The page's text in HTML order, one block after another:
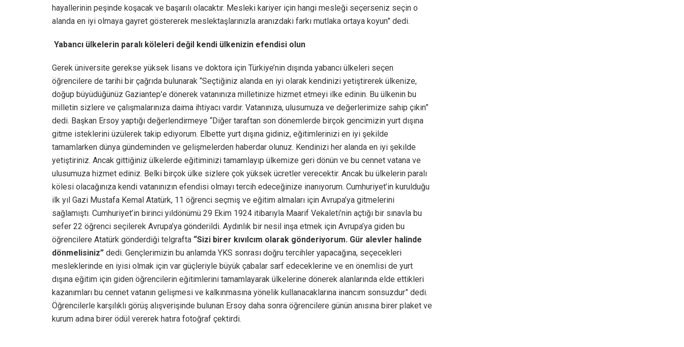
hayallerinin peşinde koşacak ve başarılı olacaktır. Mesleki kariyer için hangi mesleği seçerseniz seçin o
alanda en iyi olmaya gayret göstererek meslektaşlarınızla aranızdaki farkı mutlaka ortaya koyun” dedi.
Yabancı ülkelerin paralı köleleri değil kendi ülkenizin efendisi olun
Gerek üniversite gerekse yüksek lisans ve doktora için Türkiye’nin dışında yabancı ülkeleri seçen
öğrencilere de tarihi bir çağrıda bulunarak “Seçtiğiniz alanda en iyi olarak kendinizi yetiştirerek ülkenize,
doğup büyüdüğünüz Gaziantep’e dönerek vatanınıza milletinize hizmet etmeyi ilke edinin. Bu ülkenin bu
milletin sizlere ve çalışmalarınıza daima ihtiyacı vardır. Vatanınıza, ulusumuza ve değerlerimize sahip çıkın”
dedi. Başkan Ersoy yaptığı değerlendirmeye “Diğer taraftan son dönemlerde birçok gencimizin yurt dışına
gitme isteklerini üzülerek takip ediyorum. Elbette yurt dışına gidiniz, eğitimlerinizi en iyi şekilde
tamamlarken dünya gündeminden ve gelişmelerden haberdar olunuz. Kendinizi her alanda en iyi şekilde
yetiştiriniz. Ancak gittiğiniz ülkelerde eğitiminizi tamamlayıp ülkemize geri dönün ve bu cennet vatana ve
ulusumuza hizmet ediniz. Belki birçok ülke sizlere çok yüksek ücretler verecektir. Ancak bu ülkelerin paralı
kölesi olacağınıza kendi vatanınızın efendisi olmayı tercih edeceğinize inanıyorum. Cumhuriyet’in kurulduğu
ilk yıl Gazi Mustafa Kemal Atatürk, 11 öğrenci seçmiş ve eğitim almaları için Avrupa’ya gitmelerini
sağlamıştı. Cumhuriyet’in birinci yıldönümü 29 Ekim 1924 itibarıyla Maarif Vekaleti’nin açtığı bir sınavla bu
sefer 22 öğrenci seçilerek Avrupa’ya gönderildi. Aydınlık bir nesil inşa etmek için Avrupa’ya giden bu
öğrencilere Atatürk gönderdiği telgrafta “Sizi birer kıvılcım olarak gönderiyorum. Gür alevler halinde
dönmelisiniz” dedi. Gençlerimizin bu anlamda YKS sonrası doğru tercihler yapacağına, seçecekleri
mesleklerinde en iyisi olmak için var güçleriyle büyük çabalar sarf edeceklerine ve en önemlisi de yurt
dışına eğitim için giden öğrencilerin eğitimlerini tamamlayarak ülkelerine dönerek alanlarında elde ettikleri
kazanımları bu cennet vatanın gelişmesi ve kalkınmasına yönelik kullanacaklarına inancım sonsuzdur” dedi.
Öğrencilerle karşılıklı görüş alışverişinde bulunan Ersoy daha sonra öğrencilere günün anısına birer plaket ve
kurum adına birer ödül vererek hatıra fotoğraf çektirdi.